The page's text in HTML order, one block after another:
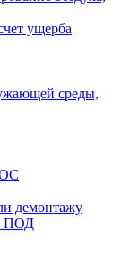
ущерба
среды,
демонтажу
ПОД